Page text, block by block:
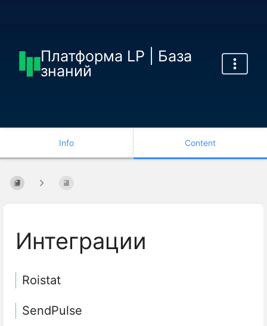
Платформа LP | База
знаний
Info Content
Интеграции
Roistat
SendPulse